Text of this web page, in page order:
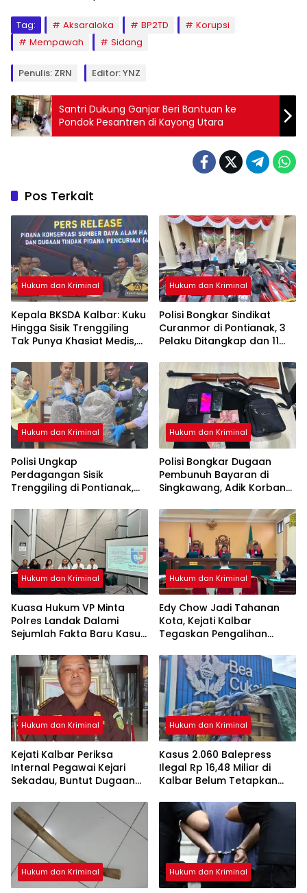
Tag: Aksaraloka BP2TD
Korupsi
Mempawah
Sidang
Penulis: ZRN Editor: YNZ
Santri Dukung Ganjar Beri Bantuan ke
Pondok Pesantren di Kayong Utara
Pos Terkait
Hukum dan Kriminal
Kepala BKSDA Kalbar: Kuku
Hingga Sisik Trenggiling
Tak Punya Khasiat Medis,
Hukum dan Kriminal
Polisi Bongkar Sindikat
Curanmor di Pontianak, 3
Pelaku Ditangkap dan 11
Hukum dan Kriminal
Polisi Ungkap
Perdagangan Sisik
Trenggiling di Pontianak,
Kuku
Hukum dan Kriminal
Polisi Bongkar Dugaan
Pembunuh Bayaran di
Singkawang, Adik Korban
Hukum dan Kriminal
Kuasa Hukum VP Minta
Polres Landak Dalami
Sejumlah Fakta Baru Kasus
Hukum dan Kriminal
Edy Chow Jadi Tahanan
Kota, Kejati Kalbar
Tegaskan Pengalihan
Hakim
Hukum dan Kriminal
Kejati Kalbar Periksa
Internal Pegawai Kejari
Sekadau, Buntut Dugaan
Hukum dan Kriminal
Kasus 2.060 Balepress
Ilegal Rp 16,48 Miliar di
Kalbar Belum Tetapkan
Sudah Diperiksa
Hukum dan Kriminal Hukum dan Kriminal